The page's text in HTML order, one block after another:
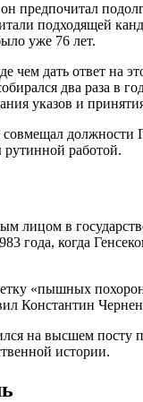
предпочитал
подходящей
уже 76 лет.
чем дать ответ на
два раза в
указов и
должности
рутинной работой.
лицом в
года, когда
«пышных
Константин
на высшем посту
истории.